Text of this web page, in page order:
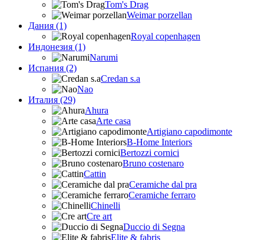
Tom's Drag
Weimar porzellan
Дания (1)
Royal copenhagen
Индонезия (1)
Narumi
Испания (2)
Credan s.a
Nao
Италия (29)
Ahura
Arte casa
Artigiano capodimonte
B-Home Interiors
Bertozzi cornici
Bruno costenaro
Cattin
Ceramiche dal pra
Ceramiche ferraro
Chinelli
Cre art
Duccio di Segna
Elite & fabris